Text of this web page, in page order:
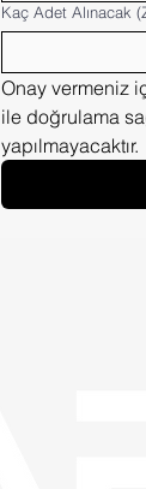
Kaç Adet Alınacak
Onay vermeniz
ile doğrulama
yapılmayacaktır.